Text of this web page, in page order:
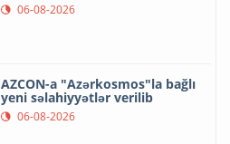
06-08-2026
AZCON-a "Azərkosmos"la bağlı
yeni səlahiyyətlər verilib
06-08-2026